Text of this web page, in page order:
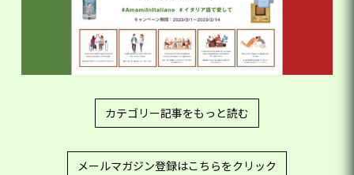
カテゴリー記事をもっと読む
メールマガジン登録はこちらをクリック